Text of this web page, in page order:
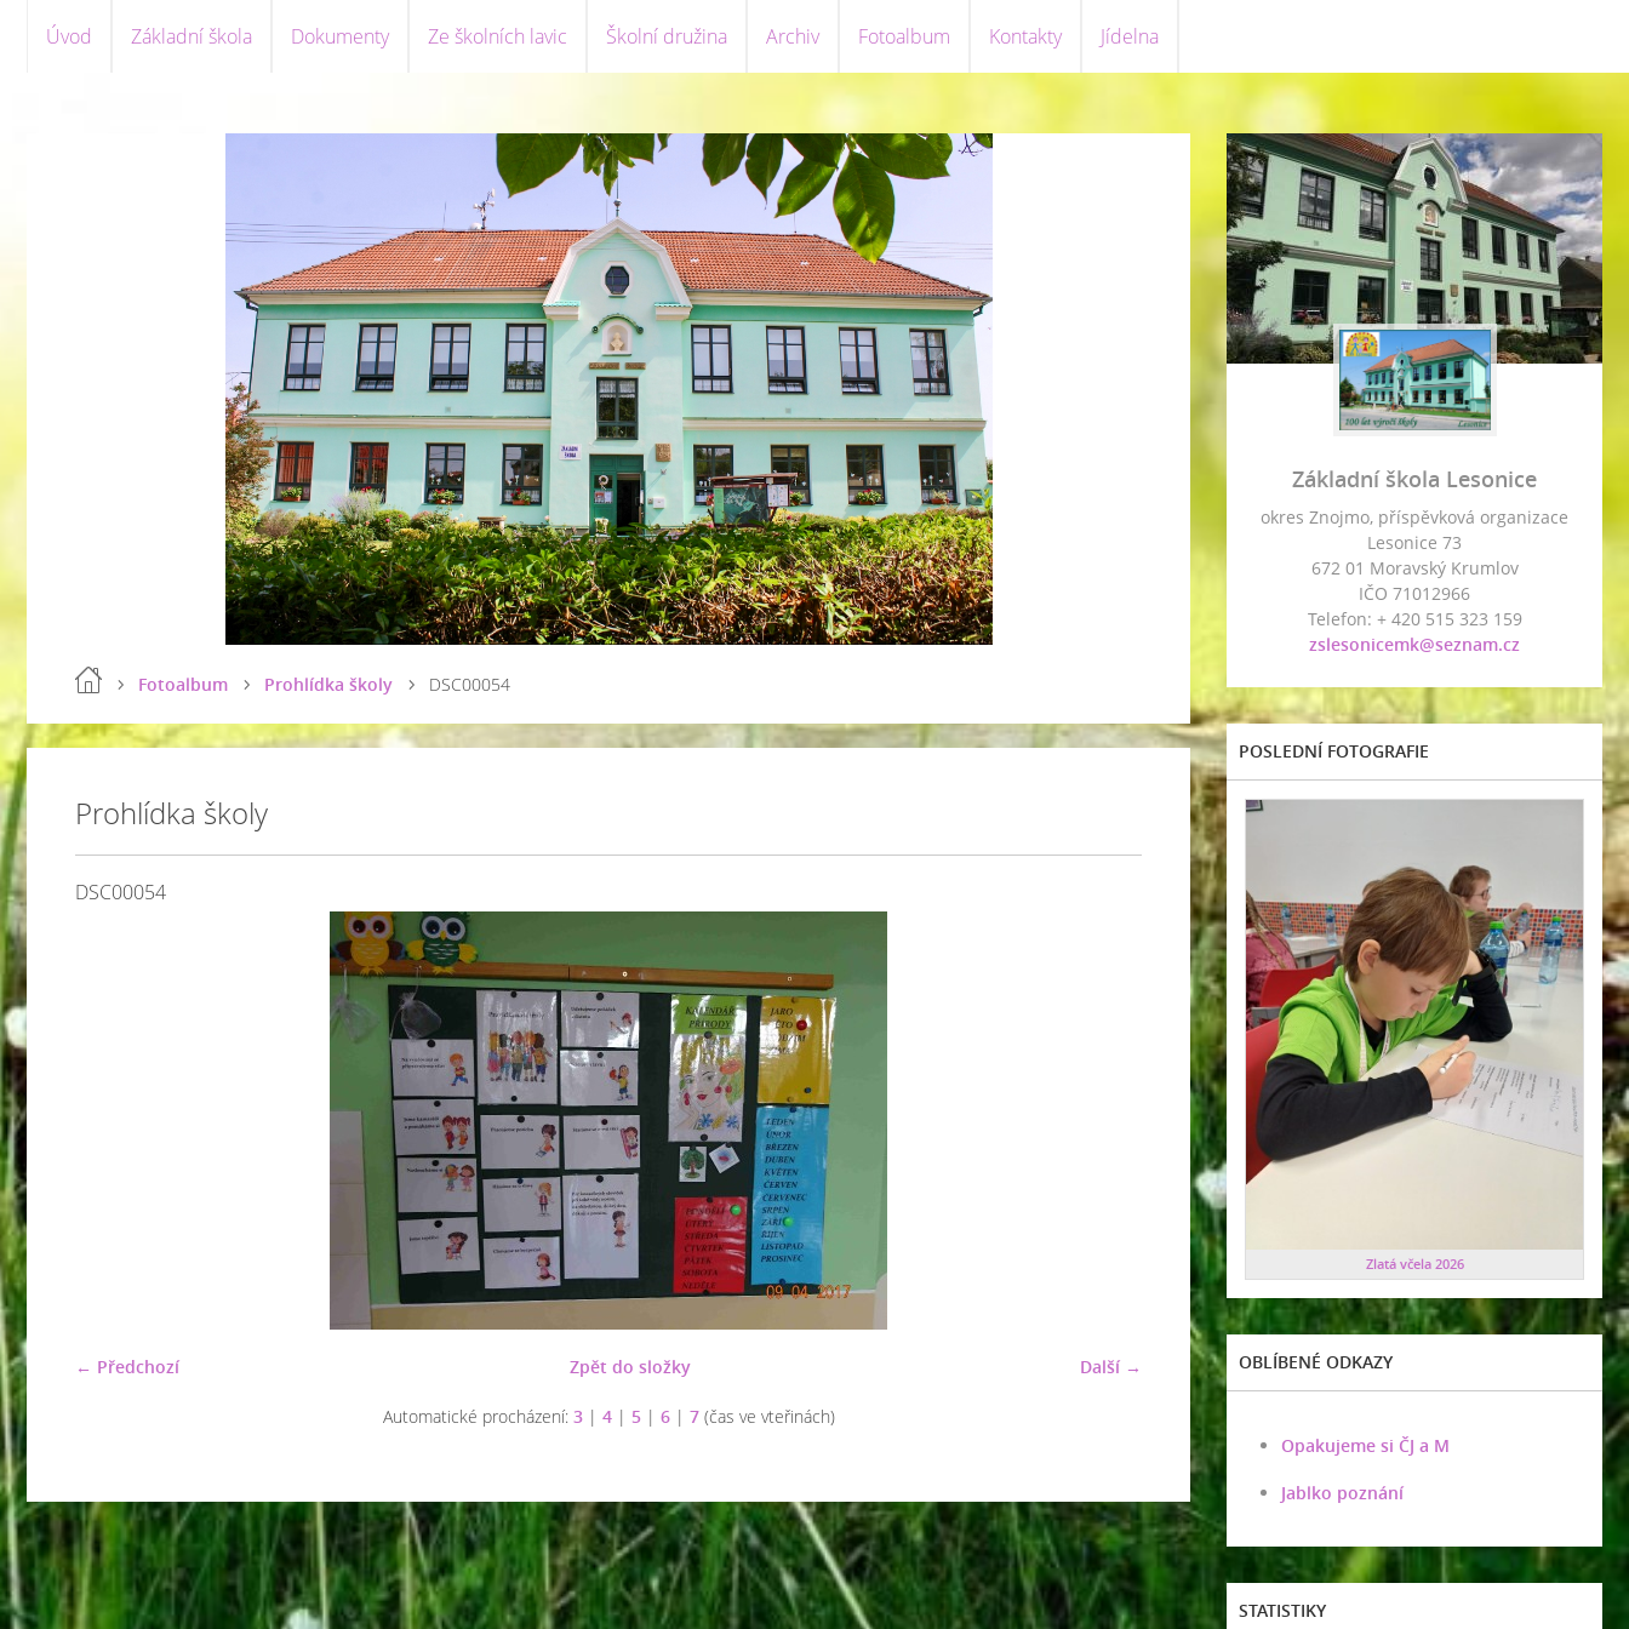
Úvod Základní škola Dokumenty Ze školních lavic Školní družina Archiv Fotoalbum Kontakty Jídelna
Fotoalbum Prohlídka školy DSC00054
Prohlídka školy
DSC00054
← Předchozí Další →
Zpět do složky
Automatické procházení: 3| 4| 5| 6| 7(čas ve vteřinách)
Základní škola Lesonice
okres Znojmo, příspěvková organizace
Lesonice 73
672 01 Moravský Krumlov
IČO 71012966
Telefon: + 420 515 323 159
zslesonicemk@seznam.cz
POSLEDNÍ FOTOGRAFIE
Zlatá včela 2026
OBLÍBENÉ ODKAZY
Opakujeme si ČJ a M
Jablko poznání
STATISTIKY